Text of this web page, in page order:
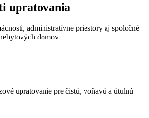
upratovania
administratívne priestory aj spoločné
domov.
upratovanie pre čistú, voňavú a útulnú